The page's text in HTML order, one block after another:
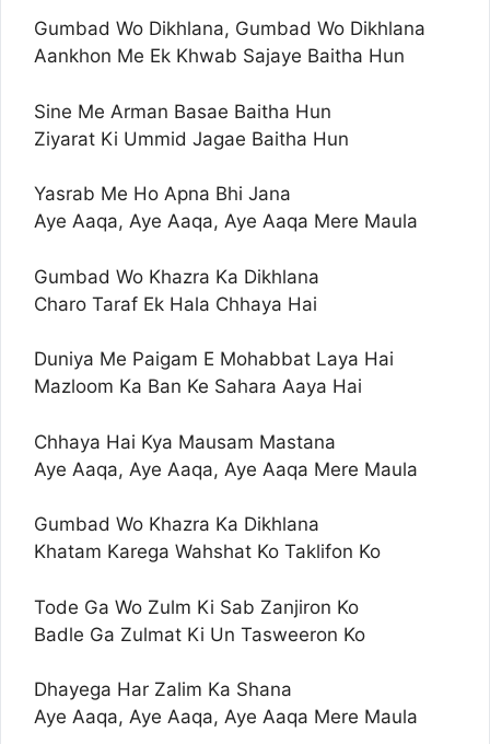
Gumbad Wo Dikhlana, Gumbad Wo Dikhlana
Aankhon Me Ek Khwab Sajaye Baitha Hun
Sine Me Arman Basae Baitha Hun
Ziyarat Ki Ummid Jagae Baitha Hun
Yasrab Me Ho Apna Bhi Jana
Aye Aaqa, Aye Aaqa, Aye Aaqa Mere Maula
Gumbad Wo Khazra Ka Dikhlana
Charo Taraf Ek Hala Chhaya Hai
Duniya Me Paigam E Mohabbat Laya Hai
Mazloom Ka Ban Ke Sahara Aaya Hai
Chhaya Hai Kya Mausam Mastana
Aye Aaqa, Aye Aaqa, Aye Aaqa Mere Maula
Gumbad Wo Khazra Ka Dikhlana
Khatam Karega Wahshat Ko Taklifon Ko
Tode Ga Wo Zulm Ki Sab Zanjiron Ko
Badle Ga Zulmat Ki Un Tasweeron Ko
Dhayega Har Zalim Ka Shana
Aye Aaqa, Aye Aaqa, Aye Aaqa Mere Maula